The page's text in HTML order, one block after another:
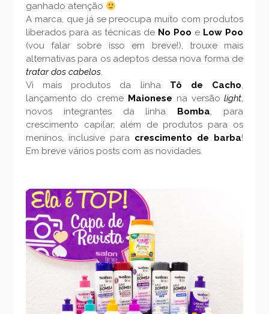
ganhado atenção
A marca, que já se preocupa muito com produtos
liberados para as técnicas de No Poo e Low Poo
(vou falar sobre isso em breve!), trouxe mais
alternativas para os adeptos dessa nova forma de
tratar dos cabelos.
Vi mais produtos da linha Tô de Cacho,
lançamento do creme Maionese na versãolight,
novos integrantes da linha Bomba, para
crescimento capilar, além de produtos para os
meninos, inclusive paracrescimento de barba!
Em breve vários posts com as novidades.